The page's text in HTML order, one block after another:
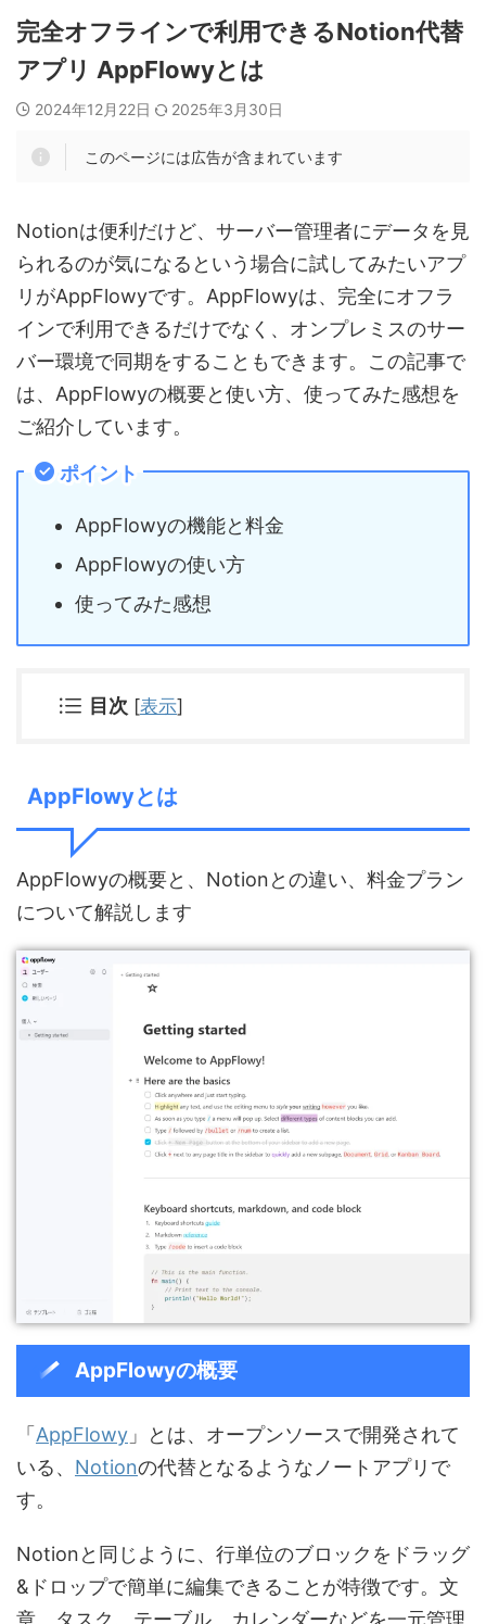
完全オフラインで利用できるNotion代替
アプリ AppFlowyとは
2024年12月22日 2025年3月30日
このページには広告が含まれています
Notionは便利だけど、サーバー管理者にデータを見
られるのが気になるという場合に試してみたいアプ
リがAppFlowyです。AppFlowyは、完全にオフラ
インで利用できるだけでなく、オンプレミスのサー
バー環境で同期をすることもできます。この記事で
は、AppFlowyの概要と使い方、使ってみた感想を
ご紹介しています。
ポイント
AppFlowyの機能と料金
AppFlowyの使い方
使ってみた感想
目次 [表示]
AppFlowyとは
AppFlowyの概要と、Notionとの違い、料金プラン
について解説します
AppFlowyの概要
「 AppFlowy 」とは、オープンソースで開発されて
いる、 Notionの代替となるようなノートアプリで
す。
Notionと同じように、行単位のブロックをドラッグ
&ドロップで簡単に編集できることが特徴です。文
章、タスク、テーブル、カレンダーなどを一元管理